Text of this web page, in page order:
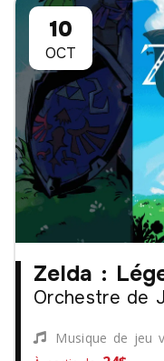
10
OCT
Zelda :
Orchestre de
Musique de jeu